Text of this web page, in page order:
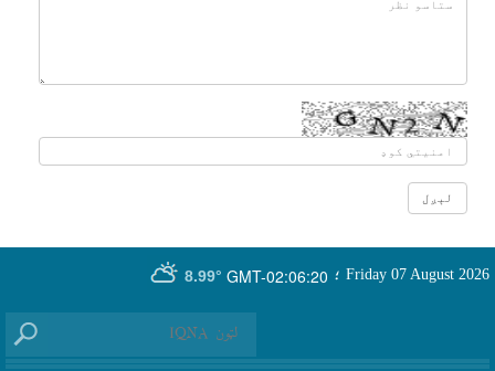
GMT-02:06:20
8.99° Friday 07 August 2026 ؛